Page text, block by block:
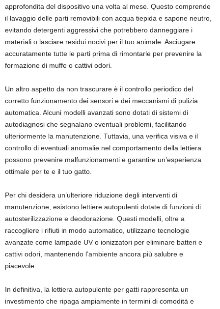
approfondita del dispositivo una volta al mese. Questo comprende
il lavaggio delle parti removibili con acqua tiepida e sapone neutro,
evitando detergenti aggressivi che potrebbero danneggiare i
materiali o lasciare residui nocivi per il tuo animale. Asciugare
accuratamente tutte le parti prima di rimontarle per prevenire la
formazione di muffe o cattivi odori.
Un altro aspetto da non trascurare è il controllo periodico del
corretto funzionamento dei sensori e dei meccanismi di pulizia
automatica. Alcuni modelli avanzati sono dotati di sistemi di
autodiagnosi che segnalano eventuali problemi, facilitando
ulteriormente la manutenzione. Tuttavia, una verifica visiva e il
controllo di eventuali anomalie nel comportamento della lettiera
possono prevenire malfunzionamenti e garantire un’esperienza
ottimale per te e il tuo gatto.
Per chi desidera un’ulteriore riduzione degli interventi di
manutenzione, esistono lettiere autopulenti dotate di funzioni di
autosterilizzazione e deodorazione. Questi modelli, oltre a
raccogliere i rifiuti in modo automatico, utilizzano tecnologie
avanzate come lampade UV o ionizzatori per eliminare batteri e
cattivi odori, mantenendo l’ambiente ancora più salubre e
piacevole.
In definitiva, la lettiera autopulente per gatti rappresenta un
investimento che ripaga ampiamente in termini di comodità e